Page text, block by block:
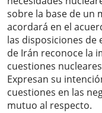
sobre la base de un
acordará en el
las disposiciones de
de Irán reconoce la
cuestiones
Expresan su
cuestiones en las
mutuo al respecto.